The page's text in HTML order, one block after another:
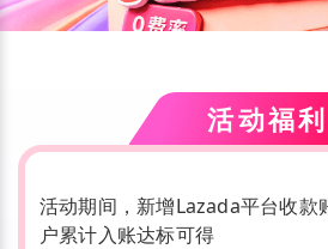
活动福利
活动期间，新增Lazada平台收款
户累计入账达标可得